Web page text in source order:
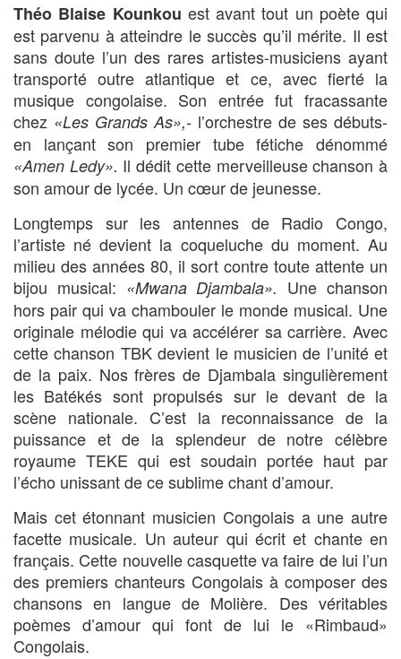
Théo Blaise Kounkou est avant tout un poète qui
est parvenu à atteindre le succès qu’il mérite. Il est
sans doute l’un des rares artistes-musiciens ayant
transporté outre atlantique et ce, avec fierté la
musique congolaise. Son entrée fut fracassante
chez «Les Grands As»,- l’orchestre de ses débuts-
en lançant son premier tube fétiche dénommé
«Amen Ledy». Il dédit cette merveilleuse chanson à
son amour de lycée. Un cœur de jeunesse.
Longtemps sur les antennes de Radio Congo,
l’artiste né devient la coqueluche du moment. Au
milieu des années 80, il sort contre toute attente un
bijou musical: «Mwana Djambala». Une chanson
hors pair qui va chambouler le monde musical. Une
originale mélodie qui va accélérer sa carrière. Avec
cette chanson TBK devient le musicien de l’unité et
de la paix. Nos frères de Djambala singulièrement
les Batékés sont propulsés sur le devant de la
scène nationale. C’est la reconnaissance de la
puissance et de la splendeur de notre célèbre
royaume TEKE qui est soudain portée haut par
l’écho unissant de ce sublime chant d’amour.
Mais cet étonnant musicien Congolais a une autre
facette musicale. Un auteur qui écrit et chante en
français. Cette nouvelle casquette va faire de lui l’un
des premiers chanteurs Congolais à composer des
chansons en langue de Molière. Des véritables
poèmes d’amour qui font de lui le «Rimbaud»
Congolais.